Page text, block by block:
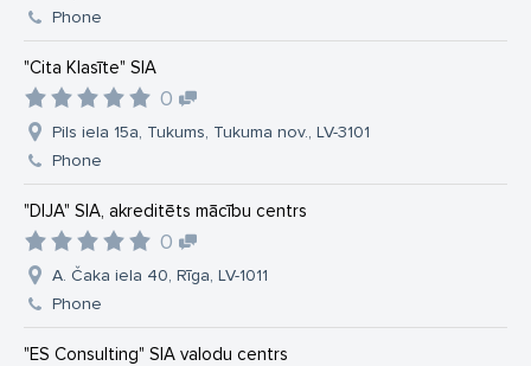
Phone
"Cita Klasīte" SIA
0
Pils iela 15a, Tukums, Tukuma nov., LV-3101
Phone
"DIJA" SIA, akreditēts mācību centrs
0
A. Čaka iela 40, Rīga, LV-1011
Phone
"ES Consulting" SIA valodu centrs